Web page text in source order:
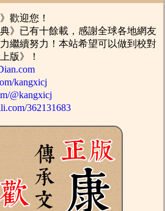
迎您！
已有十餘載，感謝全球各地網友
繼續努力！本站希望可以做到校對
版》！
kangxicj
@kangxicj
362131683